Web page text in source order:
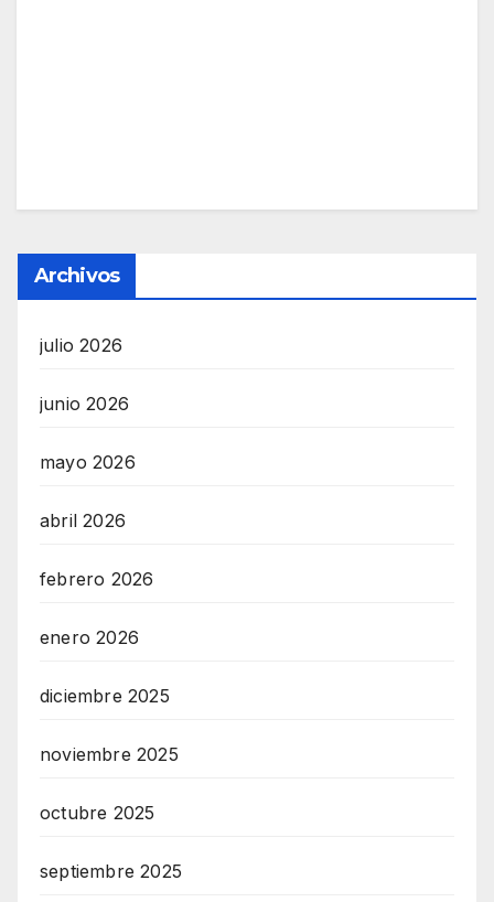
Archivos
julio 2026
junio 2026
mayo 2026
abril 2026
febrero 2026
enero 2026
diciembre 2025
noviembre 2025
octubre 2025
septiembre 2025